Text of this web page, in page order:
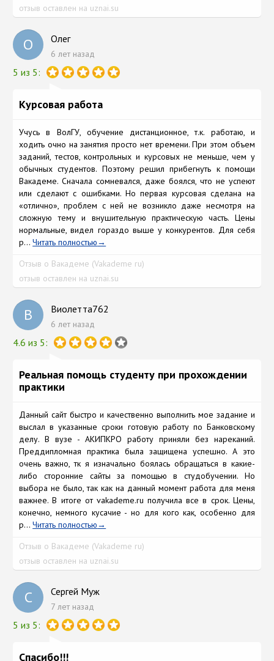
отзыв оставлен на uznai.su
О Олег
6 лет назад
5 из 5:
Курсовая работа
Учусь в ВолГУ, обучение дистанционное, т.к. работаю, и
ходить очно на занятия просто нет времени. При этом объем
заданий, тестов, контрольных и курсовых не меньше, чем у
обычных студентов. Поэтому решил прибегнуть к помощи
Вакадеме. Сначала сомневался, даже боялся, что не успеют
или сделают с ошибками. Но первая курсовая сделана на
«отлично», проблем с ней не возникло даже несмотря на
сложную тему и внушительную практическую часть. Цены
нормальные, видел гораздо выше у конкурентов. Для себя
р...Читать полностью
Отзыв о Вакадеме (Vakademe ru)
отзыв оставлен на uznai.su
В Виолетта762
6 лет назад
4.6 из 5:
Реальная помощь студенту при прохождении
практики
Данный сайт быстро и качественно выполнить мое задание и
выслал в указанные сроки готовую работу по Банковскому
делу. В вузе - АКИПКРО работу приняли без нареканий.
Преддипломная практика была защищена успешно. А это
очень важно, тк я изначально боялась обращаться в какие-
либо сторонние сайты за помощью в студобучении. Но
выбора не было, так как на данный момент работа для меня
важнее. В итоге от vakademe.ru получила все в срок. Цены,
конечно, немного кусачие - но для кого как, особенно для
р...Читать полностью
Отзыв о Вакадеме (Vakademe ru)
отзыв оставлен на uznai.su
С Сергей Муж
7 лет назад
5 из 5:
Спасибо!!!